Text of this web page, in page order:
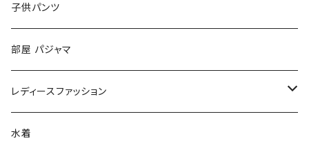
子供パンツ
部屋 パジャマ
レディースファッション
ファッション小物
水着